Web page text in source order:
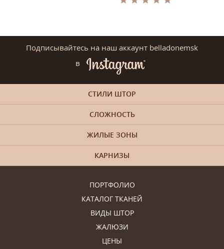
Подписывайтесь на наш аккаунт belladonemsk
в
ПОРТФОЛИО
КАТАЛОГ ТКАНЕЙ
ВИДЫ ШТОР
ЖАЛЮЗИ
ЦЕНЫ
СТИЛИ ШТОР
СЛОЖНОСТЬ
ЖИЛЫЕ ЗОНЫ
КАРНИЗЫ